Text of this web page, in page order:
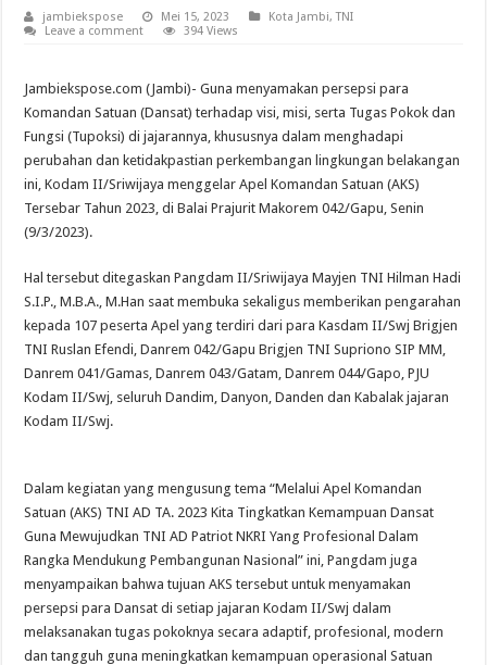
jambiekspose Mei 15, 2023 Kota Jambi,TNI
Leave a comment
394 Views
Jambiekspose.com (Jambi)- Guna menyamakan persepsi para
Komandan Satuan (Dansat) terhadap visi, misi, serta Tugas Pokok dan
Fungsi (Tupoksi) di jajarannya, khususnya dalam menghadapi
perubahan dan ketidakpastian perkembangan lingkungan belakangan
ini, Kodam II/Sriwijaya menggelar Apel Komandan Satuan (AKS)
Tersebar Tahun 2023, di Balai Prajurit Makorem 042/Gapu, Senin
(9/3/2023).
Hal tersebut ditegaskan Pangdam II/Sriwijaya Mayjen TNI Hilman Hadi
S.I.P., M.B.A., M.Han saat membuka sekaligus memberikan pengarahan
kepada 107 peserta Apel yang terdiri dari para Kasdam II/Swj Brigjen
TNI Ruslan Efendi, Danrem 042/Gapu Brigjen TNI Supriono SIP MM,
Danrem 041/Gamas, Danrem 043/Gatam, Danrem 044/Gapo, PJU
Kodam II/Swj, seluruh Dandim, Danyon, Danden dan Kabalak jajaran
Kodam II/Swj.
Dalam kegiatan yang mengusung tema “Melalui Apel Komandan
Satuan (AKS) TNI AD TA. 2023 Kita Tingkatkan Kemampuan Dansat
Guna Mewujudkan TNI AD Patriot NKRI Yang Profesional Dalam
Rangka Mendukung Pembangunan Nasional” ini, Pangdam juga
menyampaikan bahwa tujuan AKS tersebut untuk menyamakan
persepsi para Dansat di setiap jajaran Kodam II/Swj dalam
melaksanakan tugas pokoknya secara adaptif, profesional, modern
dan tangguh guna meningkatkan kemampuan operasional Satuan